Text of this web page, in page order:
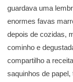
guardava uma
enormes favas
depois de cozidas,
cominho e
compartilho a
saquinhos de